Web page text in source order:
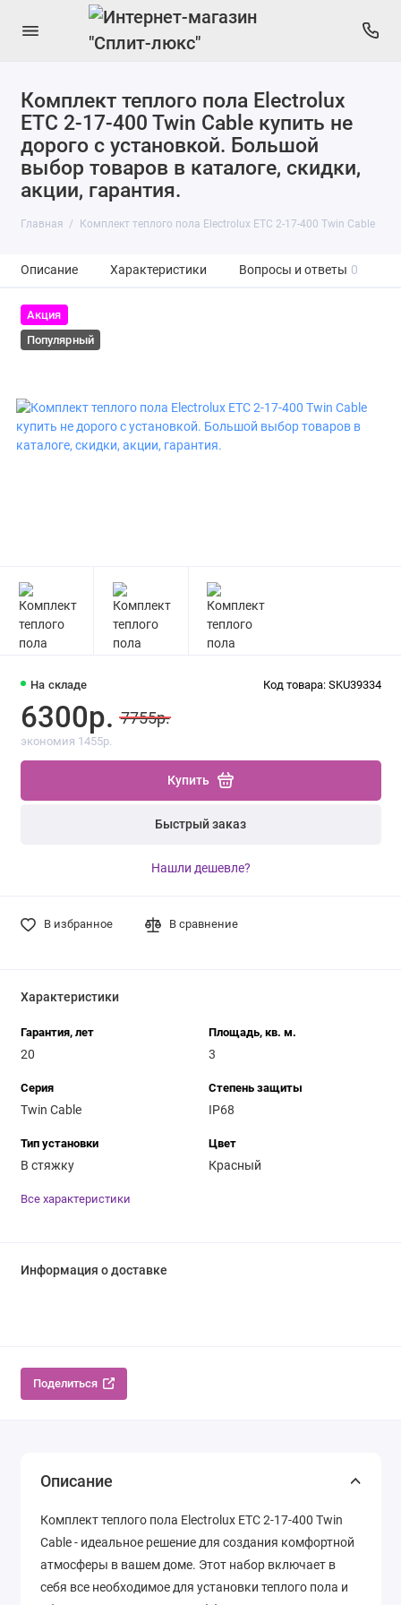
Комплект теплого пола Electrolux
ETC 2-17-400 Twin Cable купить не
дорого с установкой. Большой
выбор товаров в каталоге, скидки,
акции, гарантия.
Главная Комплект теплого пола Electrolux ETC 2-17-400 Twin Cable
Описание Характеристики Вопросы и ответы 0
Акция
Популярный
На складе Код товара: SKU39334
6300р. 7755р.
экономия 1455р.
Купить
Быстрый заказ
Нашли дешевле?
В избранное В сравнение
Характеристики
Гарантия, лет
20
Площадь, кв. м.
3
Серия
Twin Cable
Степень защиты
IP68
Тип установки
В стяжку
Цвет
Красный
Все характеристики
Информация о доставке
Поделиться
Описание
Комплект теплого пола Electrolux ETC 2-17-400 Twin
Cable - идеальное решение для создания комфортной
атмосферы в вашем доме. Этот набор включает в
себя все необходимое для установки теплого пола и